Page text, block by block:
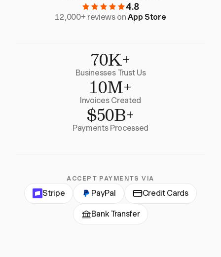
4.8
12,000+ reviews onApp Store
70K+
Businesses Trust Us
10M+
Invoices Created
$50B+
Payments Processed
ACCEPT PAYMENTS VIA
Stripe PayPal Credit Cards
Bank Transfer